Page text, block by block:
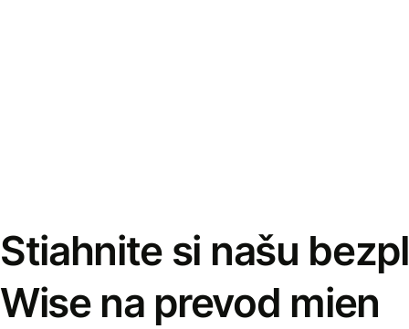
Stiahnite si našu
Wise na prevod mien